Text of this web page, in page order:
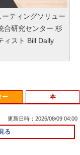
ティングソリュー
合研究センター 杉
ィスト Bill Dally
10倍】Lenovo Idea
1 タブレットPC／
ー
更新日時：2026/08/09 04:00
る
本